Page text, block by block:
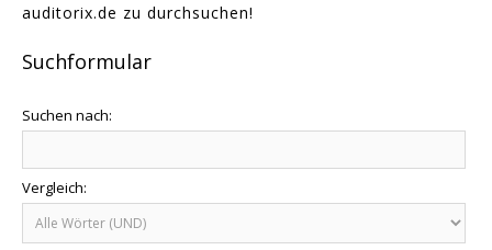
auditorix.de zu durchsuchen!
Suchformular
Suchen nach:
Vergleich: